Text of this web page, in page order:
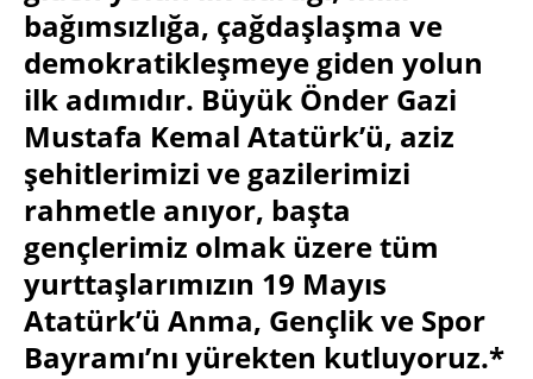
bağımsızlığa, çağdaşlaşma ve
demokratikleşmeye giden yolun
ilk adımıdır. Büyük Önder Gazi
Mustafa Kemal Atatürk’ü, aziz
şehitlerimizi ve gazilerimizi
rahmetle anıyor, başta
gençlerimiz olmak üzere tüm
yurttaşlarımızın 19 Mayıs
Atatürk’ü Anma, Gençlik ve Spor
Bayramı’nı yürekten kutluyoruz.*